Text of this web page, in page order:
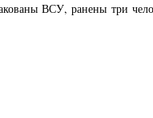
ВСУ, ранены три